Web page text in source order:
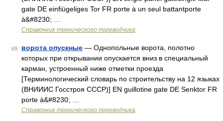
gate DE einfiügeliges Tor FR porte à un seul battantporte
à&#8230; …
Справочник технического переводчика
69 ворота опускные — Однопольные ворота, полотно
которых при открывании опускается вниз в специальный
карман, устроенный ниже отметки проезда
[Терминологический словарь по строительству на 12 языках
(ВНИИИС Госстроя СССР)] EN guillotine gate DE Senktor FR
porte à&#8230; …
Справочник технического переводчика